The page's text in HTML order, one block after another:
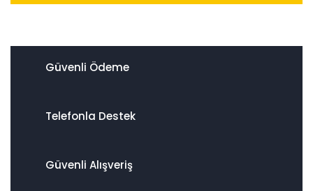
Güvenli Ödeme
Telefonla Destek
Güvenli Alışveriş